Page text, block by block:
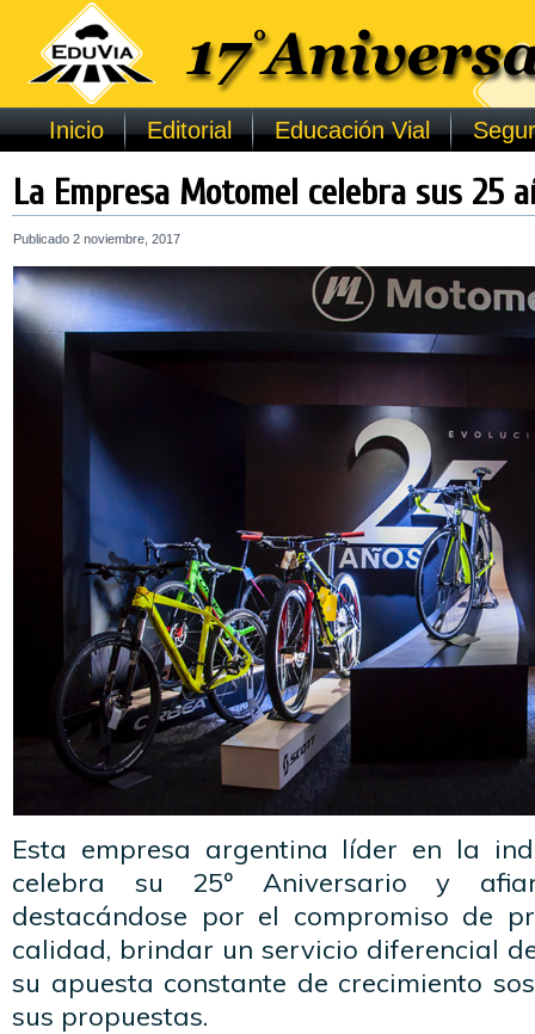
Inicio Editorial Educación Vial
La Empresa Motomel celebra sus 25
Publicado 2 noviembre, 2017
Esta empresa argentina líder en la
celebra su 25º Aniversario y
destacándose por el compromiso de
calidad, brindar un servicio diferencial
su apuesta constante de crecimiento
sus propuestas.